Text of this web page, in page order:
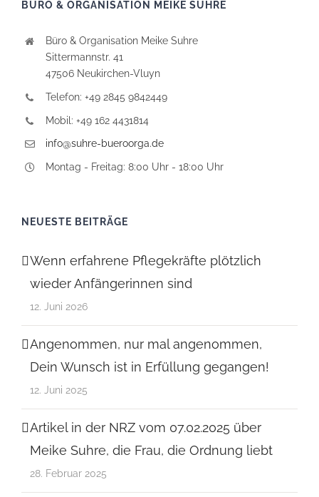
BÜRO & ORGANISATION MEIKE SUHRE
Büro & Organisation Meike Suhre
Sittermannstr. 41
47506 Neukirchen-Vluyn
Telefon: +49 2845 9842449
Mobil: +49 162 4431814
info@suhre-bueroorga.de
Montag - Freitag: 8:00 Uhr - 18:00 Uhr
NEUESTE BEITRÄGE
Wenn erfahrene Pflegekräfte plötzlich
wieder Anfängerinnen sind
12. Juni 2026
Angenommen, nur mal angenommen,
Dein Wunsch ist in Erfüllung gegangen!
12. Juni 2025
Artikel in der NRZ vom 07.02.2025 über
Meike Suhre, die Frau, die Ordnung liebt
28. Februar 2025